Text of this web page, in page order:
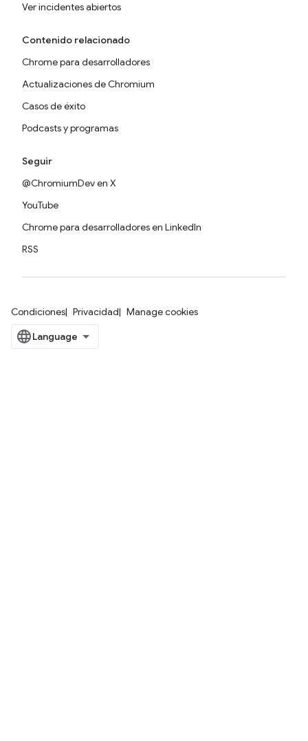
Ver incidentes abiertos
Contenido relacionado
Chrome para desarrolladores
Actualizaciones de Chromium
Casos de éxito
Podcasts y programas
Seguir
@ChromiumDev en X
YouTube
Chrome para desarrolladores en LinkedIn
RSS
Condiciones Privacidad Manage cookies